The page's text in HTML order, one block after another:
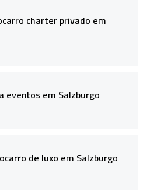
charter privado em
eventos em Salzburgo
de luxo em Salzburgo